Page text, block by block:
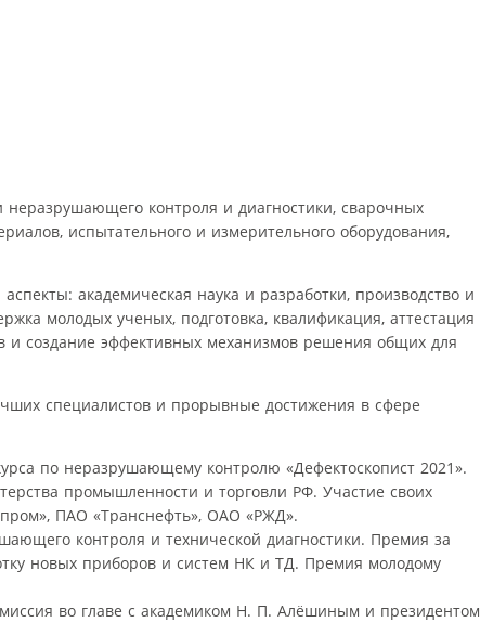
контроля и диагностики, сварочных
испытательного и измерительного оборудования,
академическая наука и разработки, производство и
молодых ученых, подготовка, квалификация, аттестация
и создание эффективных механизмов решения общих для
специалистов и прорывные достижения в сфере
по неразрушающему контролю «Дефектоскопист 2021».
промышленности и торговли РФ. Участие своих
ПАО «Транснефть», ОАО «РЖД».
контроля и технической диагностики. Премия за
новых приборов и систем НК и ТД. Премия молодому
во главе с академиком Н. П. Алёшиным и президентом